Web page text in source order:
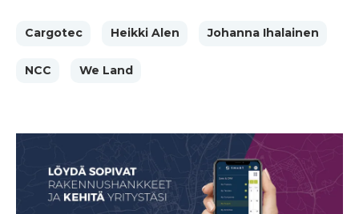
Cargotec Heikki Alen Johanna Ihalainen
NCC We Land